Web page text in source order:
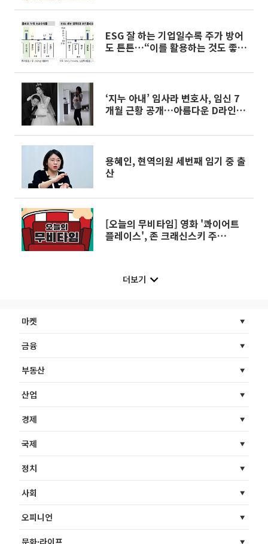
ESG 잘 하는 기업일수록 주가 방어
도 튼튼…“이를 활용하는 것도 좋은
‘지누 아내’ 임사라 변호사, 임신 7
개월 근황 공개…아름다운 D라인
용혜인, 현역의원 세번째 임기 중 출
산
[오늘의 무비타임] 영화 '콰이어트
플레이스', 존 크래신스키 주
더보기
마켓
금융
부동산
산업
경제
국제
정치
사회
오피니언
문화·라이프